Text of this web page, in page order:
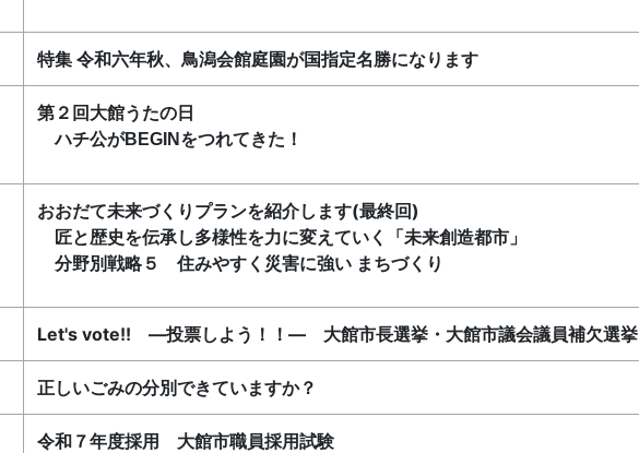
特集 令和六年秋、鳥潟会館庭園が国指定名勝になります
第２回大館うたの日
ハチ公がBEGINをつれてきた！
おおだて未来づくりプランを紹介します(最終回)
匠と歴史を伝承し多様性を力に変えていく「未来創造都市」
分野別戦略５ 住みやすく災害に強い まちづくり
Let's vote!! ―投票しよう！！― 大館市長選挙・大館市議会議員補欠選挙
正しいごみの分別できていますか？
令和７年度採用 大館市職員採用試験